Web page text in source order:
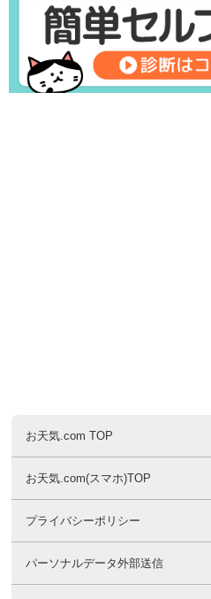
お天気.com TOP
お天気.com(スマホ)TOP
プライバシーポリシー
パーソナルデータ外部送信